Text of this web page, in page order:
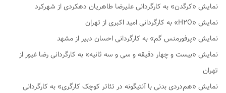
نمایش «کرگدن» به کارگردانی علیرضا طاهریان دهکردی از شهرکرد
نمایش «H۲O» به کارگردانی امید اکبری از تهران
نمایش «پرفورمنس گم» به کارگردانی احسان دبیر از مشهد
نمایش «بیست و چهار دقیقه و سی و سه ثانیه» به کارگردانی رضا غیور از
تهران
نمایش «هم‌دردی بدنی با آنتیگونه در تئاتر کوچک کارگری» به کارگردانی